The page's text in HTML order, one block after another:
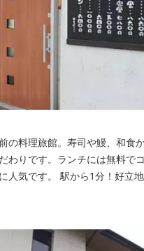
の料理旅館。寿司や鰻、和食
わりです。ランチには無料で
1分！好立地 1925年（大正14
歴史ある旅館。JR三瀬谷駅か
変便利です。 部屋数は11室、
様まで幅広くご利用いただけます。 人気